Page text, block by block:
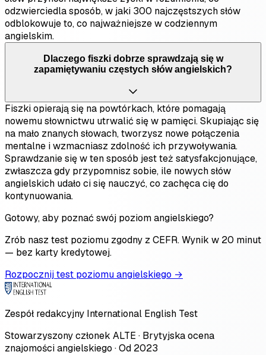
odzwierciedla sposób, w jaki 300 najczęstszych słów
odblokowuje to, co najważniejsze w codziennym
angielskim.
Dlaczego fiszki dobrze sprawdzają się w
zapamiętywaniu częstych słów angielskich?
Fiszki opierają się na powtórkach, które pomagają
nowemu słownictwu utrwalić się w pamięci. Skupiając się
na mało znanych słowach, tworzysz nowe połączenia
mentalne i wzmacniasz zdolność ich przywoływania.
Sprawdzanie się w ten sposób jest też satysfakcjonujące,
zwłaszcza gdy przypomnisz sobie, ile nowych słów
angielskich udało ci się nauczyć, co zachęca cię do
kontynuowania.
Gotowy, aby poznać swój poziom angielskiego?
Zrób nasz test poziomu zgodny z CEFR. Wynik w 20 minut
— bez karty kredytowej.
Rozpocznij test poziomu angielskiego →
Zespół redakcyjny International English Test
Stowarzyszony członek ALTE · Brytyjska ocena
znajomości angielskiego · Od 2023